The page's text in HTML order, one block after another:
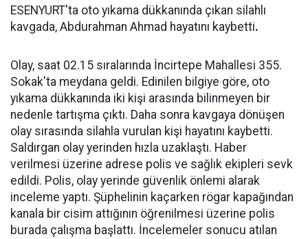
ESENYURT'ta oto yıkama dükkanında çıkan silahlı
kavgada, Abdurahman Ahmad hayatını kaybetti.
Olay, saat 02.15 sıralarında İncirtepe Mahallesi 355.
Sokak'ta meydana geldi. Edinilen bilgiye göre, oto
yıkama dükkanında iki kişi arasında bilinmeyen bir
nedenle tartışma çıktı. Daha sonra kavgaya dönüşen
olay sırasında silahla vurulan kişi hayatını kaybetti.
Saldırgan olay yerinden hızla uzaklaştı. Haber
verilmesi üzerine adrese polis ve sağlık ekipleri sevk
edildi. Polis, olay yerinde güvenlik önlemi alarak
inceleme yaptı. Şüphelinin kaçarken rögar kapağından
kanala bir cisim attığının öğrenilmesi üzerine polis
burada çalışma başlattı. İncelemeler sonucu atılan